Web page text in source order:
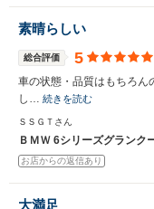
素晴らしい
総合評価 5
車の状態・品質はもちろん
し… 続きを読む
ＳＳＧＴさん
ＢＭＷ 6シリーズグランク
お店からの返信あり
大満足